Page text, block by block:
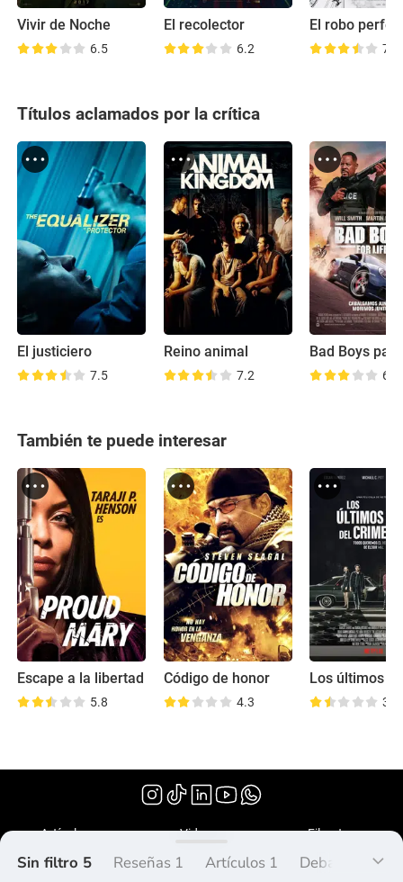
Vivir de Noche
6.5
El recolector
6.2
El robo
7.1
Títulos aclamados por la crítica
El justiciero
7.5
Reino animal
7.2 6.6
También te puede interesar
Escape a la libertad
5.8
Código de honor
4.3 3.8
(2018)
Sin filtro 5 Reseñas 1 Artículos 1 Debate 0
Artículos Videos Filmoteca
¿Qué es Peliplat?